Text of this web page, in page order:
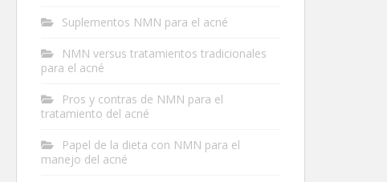
Suplementos NMN para el acné
NMN versus tratamientos tradicionales
para el acné
Pros y contras de NMN para el
tratamiento del acné
Papel de la dieta con NMN para el
manejo del acné